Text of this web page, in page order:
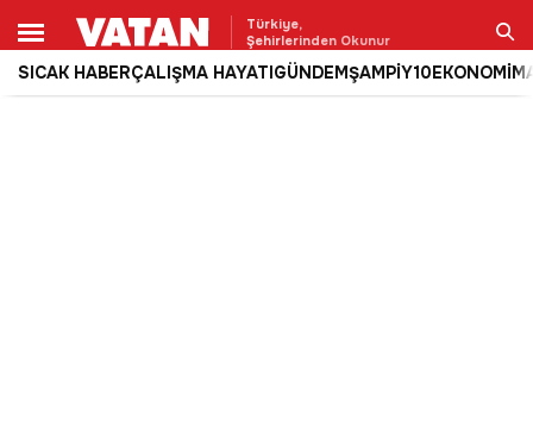
Türkiye,
Şehirlerinden Okunur
SICAK HABERÇALIŞMA HAYATIGÜNDEMŞAMPİY10EKONOMİ
Ara